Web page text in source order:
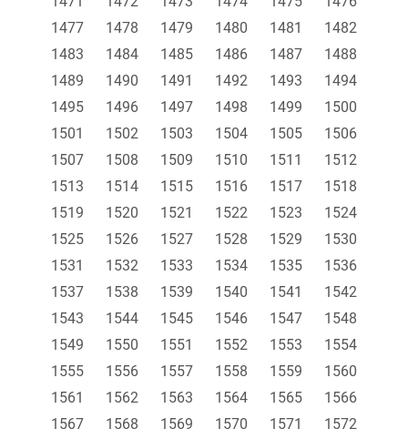
1477
1478 1479 1480 1481
1482
1483
1484 1485 1486 1487
1488
1489
1490 1491 1492 1493
1494
1495
1496 1497 1498 1499
1500
1501
1502 1503 1504 1505
1506
1507
1508 1509 1510 1511
1512
1513
1514 1515 1516 1517
1518
1519
1520 1521 1522 1523
1524
1525
1526 1527 1528 1529
1530
1531
1532 1533 1534 1535
1536
1537
1538 1539 1540 1541
1542
1543
1544 1545 1546 1547
1548
1549
1550 1551 1552 1553
1554
1555
1556 1557 1558 1559
1560
1561
1562 1563 1564 1565
1566
1567
1568 1569 1570 1571
1572